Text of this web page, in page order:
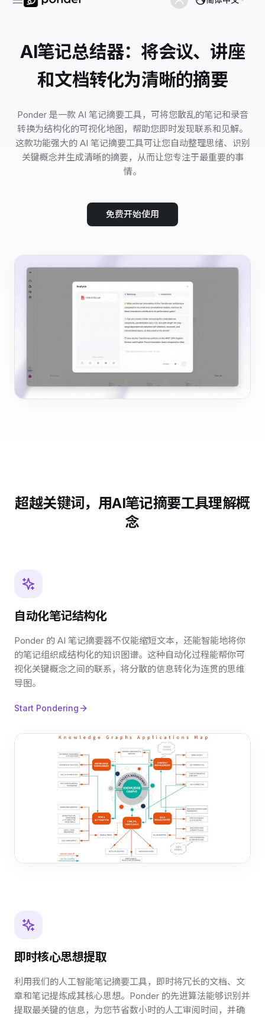
AI笔记总结器：将会议、讲座
和文档转化为清晰的摘要
Ponder 是一款 AI 笔记摘要工具，可将您散乱的笔记和录音
转换为结构化的可视化地图，帮助您即时发现联系和见解。
这款功能强大的 AI 笔记摘要工具可让您自动整理思绪、识别
关键概念并生成清晰的摘要，从而让您专注于最重要的事
情。
免费开始使用
超越关键词，用AI笔记摘要工具理解概
念
自动化笔记结构化
Ponder 的 AI 笔记摘要器不仅能缩短文本，还能智能地将你
的笔记组织成结构化的知识图谱。这种自动化过程能帮你可
视化关键概念之间的联系，将分散的信息转化为连贯的思维
导图。
Start Pondering
即时核心思想提取
利用我们的人工智能笔记摘要工具，即时将冗长的文档、文
章和笔记提炼成其核心思想。Ponder 的先进算法能够识别并
提取最关键的信息，为您节省数小时的人工审阅时间，并确